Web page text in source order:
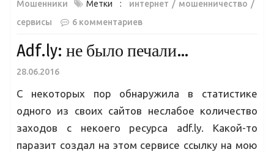
Мошенники
Метки : интернет
мошенничество
сервисы
6 комментариев
Adf.ly: не было печали…
28.06.2016
С некоторых пор обнаружила в статистике
одного из своих сайтов неслабое количество
заходов с некоего ресурса adf.ly. Какой-то
паразит создал на этом сервисе ссылку на мою